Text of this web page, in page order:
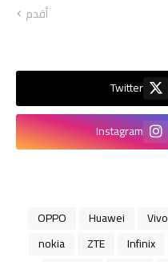
أقدم
Twitter
Instagram
Vivo
Huawei
OPPO
Infinix
ZTE
nokia